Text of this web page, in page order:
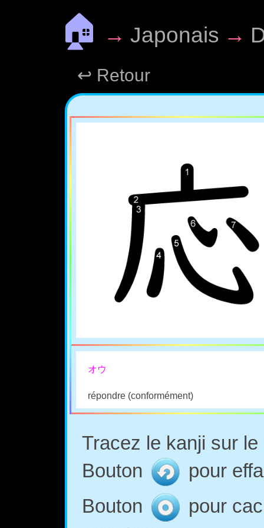
🏠 → Japonais →
↩ Retour
オウ
répondre (conformément)
Tracez le kanji sur
Bouton
pour
Bouton
pour